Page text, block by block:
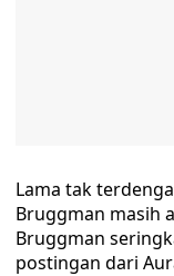
Lama tak
Bruggman masih
Bruggman
postingan dari